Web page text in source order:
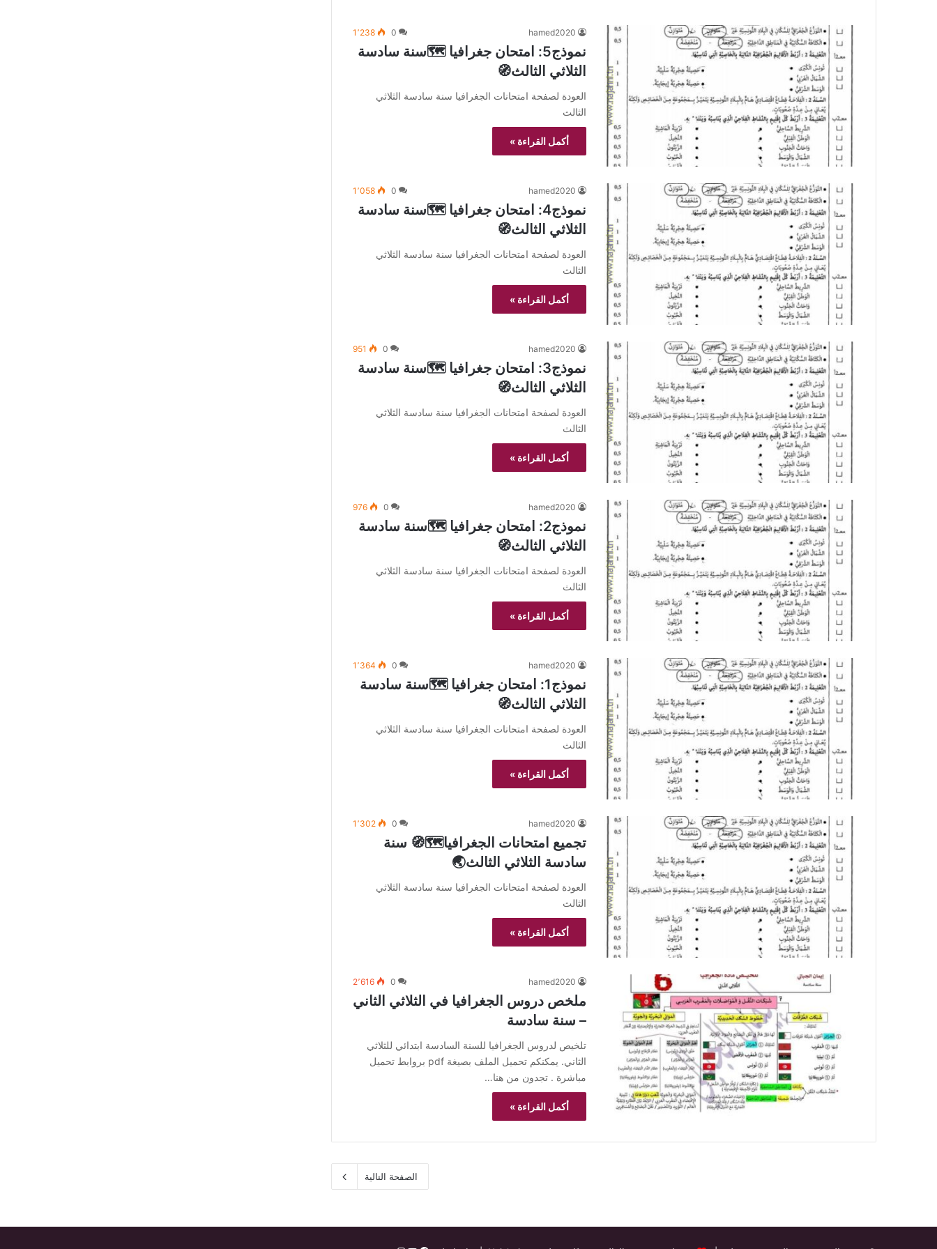
hamed2020
0 1٬238
نموذج5: امتحان جغرافيا 🗺️سنة سادسة
الثلاثي الثالث🧭
العودة لصفحة امتحانات الجغرافيا سنة سادسة الثلاثي
الثالث
أكمل القراءة »
hamed2020
0 1٬058
نموذج4: امتحان جغرافيا 🗺️سنة سادسة
الثلاثي الثالث🧭
العودة لصفحة امتحانات الجغرافيا سنة سادسة الثلاثي
الثالث
أكمل القراءة »
hamed2020
0
951
نموذج3: امتحان جغرافيا 🗺️سنة سادسة
الثلاثي الثالث🧭
العودة لصفحة امتحانات الجغرافيا سنة سادسة الثلاثي
الثالث
أكمل القراءة »
hamed2020
0
976
نموذج2: امتحان جغرافيا 🗺️سنة سادسة
الثلاثي الثالث🧭
العودة لصفحة امتحانات الجغرافيا سنة سادسة الثلاثي
الثالث
أكمل القراءة »
hamed2020
0 1٬364
نموذج1: امتحان جغرافيا 🗺️سنة سادسة
الثلاثي الثالث🧭
العودة لصفحة امتحانات الجغرافيا سنة سادسة الثلاثي
الثالث
أكمل القراءة »
hamed2020
0 1٬302
تجميع امتحانات الجغرافيا🗺️🧭 سنة
سادسة الثلاثي الثالث🌏
العودة لصفحة امتحانات الجغرافيا سنة سادسة الثلاثي
الثالث
أكمل القراءة »
hamed2020
0 2٬616
ملخص دروس الجغرافيا في الثلاثي الثاني
– سنة سادسة
تلخيص لدروس الجغرافيا للسنة السادسة ابتدائي للثلاثي
الثاني. يمكنكم تحميل الملف بصيغة pdf بروابط تحميل
مباشرة . تجدون من هنا…
أكمل القراءة »
الصفحة التالية